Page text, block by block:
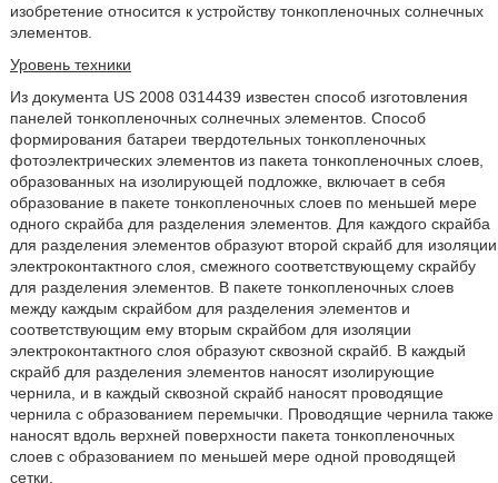
изобретение относится к устройству тонкопленочных солнечных
элементов.
Уровень техники
Из документа US 2008 0314439 известен способ изготовления
панелей тонкопленочных солнечных элементов. Способ
формирования батареи твердотельных тонкопленочных
фотоэлектрических элементов из пакета тонкопленочных слоев,
образованных на изолирующей подложке, включает в себя
образование в пакете тонкопленочных слоев по меньшей мере
одного скрайба для разделения элементов. Для каждого скрайба
для разделения элементов образуют второй скрайб для изоляции
электроконтактного слоя, смежного соответствующему скрайбу
для разделения элементов. В пакете тонкопленочных слоев
между каждым скрайбом для разделения элементов и
соответствующим ему вторым скрайбом для изоляции
электроконтактного слоя образуют сквозной скрайб. В каждый
скрайб для разделения элементов наносят изолирующие
чернила, и в каждый сквозной скрайб наносят проводящие
чернила с образованием перемычки. Проводящие чернила также
наносят вдоль верхней поверхности пакета тонкопленочных
слоев с образованием по меньшей мере одной проводящей
сетки.